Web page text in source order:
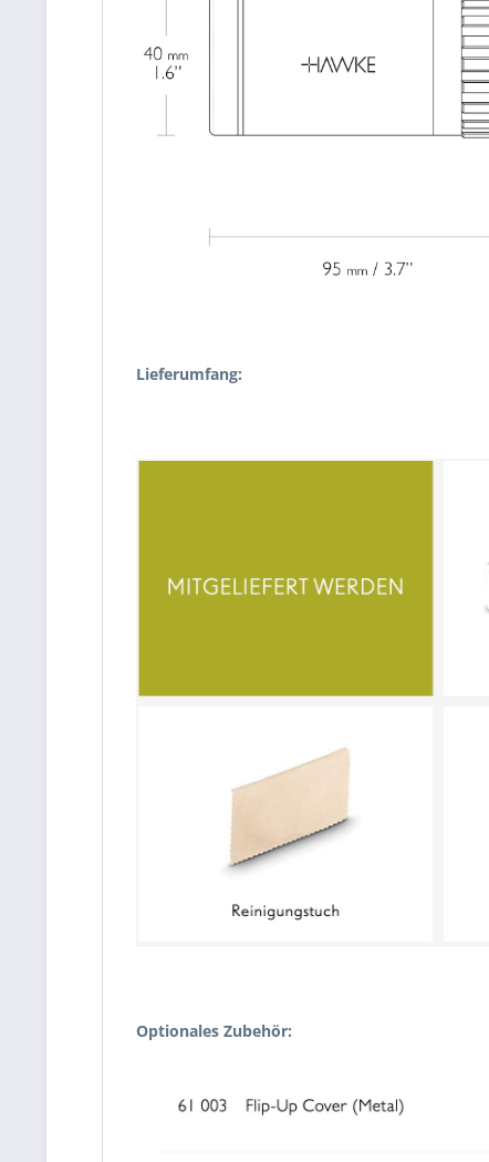
Lieferumfang:
Optionales Zubehör: